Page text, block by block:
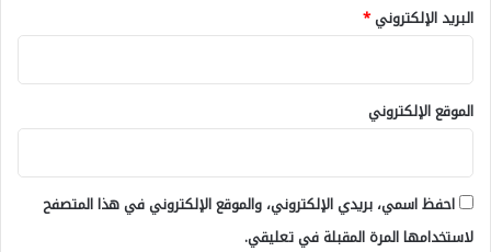
البريد الإلكتروني*
الموقع الإلكتروني
احفظ اسمي، بريدي الإلكتروني، والموقع الإلكتروني في هذا المتصفح
لاستخدامها المرة المقبلة في تعليقي.